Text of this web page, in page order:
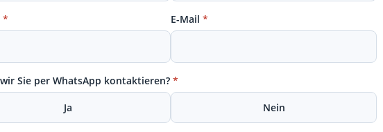
* E-Mail*
Sie per WhatsApp kontaktieren?*
Ja Nein